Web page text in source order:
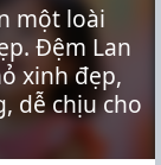
một loài
Đệm Lan
xinh đẹp,
dễ chịu cho